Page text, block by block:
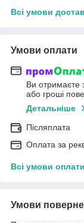
Всі умови
Умови оплати
Ви отримаєте
або гроші
Детальніше
Післяплата
Оплата за
Всі умови оплати
Умови